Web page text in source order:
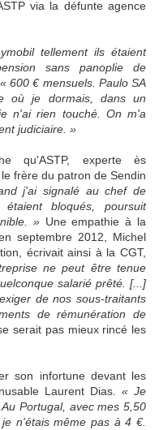
via la défunte agence
tellement ils étaient
sans panoplie de
« 600 € mensuels. Paulo SA
où je dormais, dans un
n'ai rien touché. On m'a
judiciaire. »
qu'ASTP, experte ès
frère du patron de Sendin
j'ai signalé au chef de
bloqués, poursuit
»Une empathie à la
septembre 2012, Michel
écrivait ainsi à la CGT,
ne peut être tenue
salarié prêté. [...]
de nos sous-traitants
de rémunération de
serait pas mieux rincé les
son infortune devant les
Laurent Dias. « Je
Portugal, avec mes 5,50
n'étais même pas à 4 €.